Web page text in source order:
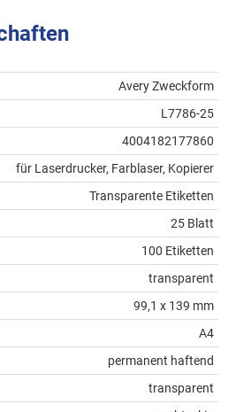
Avery Zweckform
L7786-25
4004182177860
für Laserdrucker, Farblaser, Kopierer
Transparente Etiketten
25 Blatt
100 Etiketten
transparent
99,1 x 139 mm
A4
permanent haftend
transparent